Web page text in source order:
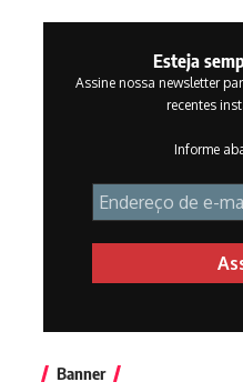
Esteja
Assine nossa newsletter
recentes
Informe
Banner